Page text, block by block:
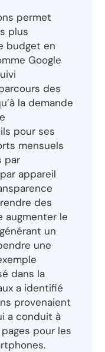
permet
plus
budget en
Google
des
la demande
pour ses
mensuels
par
appareil
des
augmenter le
un
une
dans la
a identifié
provenaient
a conduit à
pour les